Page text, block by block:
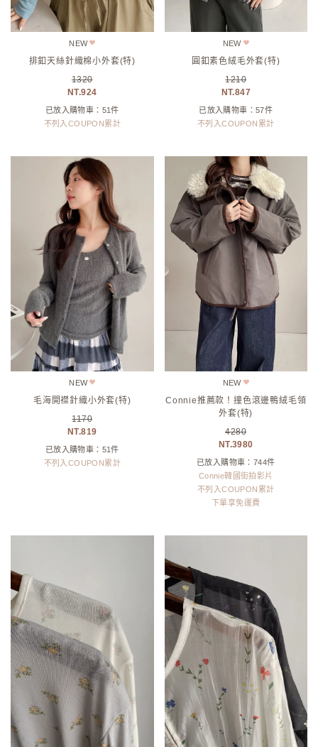
NEW
排釦天絲針織棉小外套(特)
1320
924
已放入購物車：51件
不列入COUPON累計
NEW
圓釦素色絨毛外套(特)
1210
847
已放入購物車：57件
不列入COUPON累計
NEW
毛海開襟針織小外套(特)
1170
819
已放入購物車：51件
不列入COUPON累計
NEW
Connie推薦款！撞色滾邊鴨絨毛領
外套(特)
4280
3980
已放入購物車：744件
Connie韓國街拍影片
不列入COUPON累計
下單享免運費